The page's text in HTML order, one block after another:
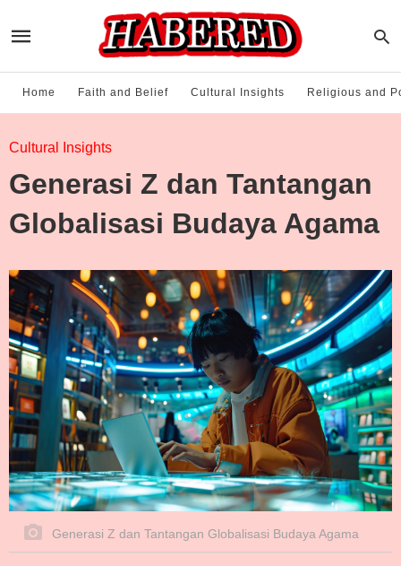
Home Faith and Belief Cultural Insights Religious and
Cultural Insights
Generasi Z dan Tantangan
Globalisasi Budaya Agama
Generasi Z dan Tantangan Globalisasi Budaya Agama